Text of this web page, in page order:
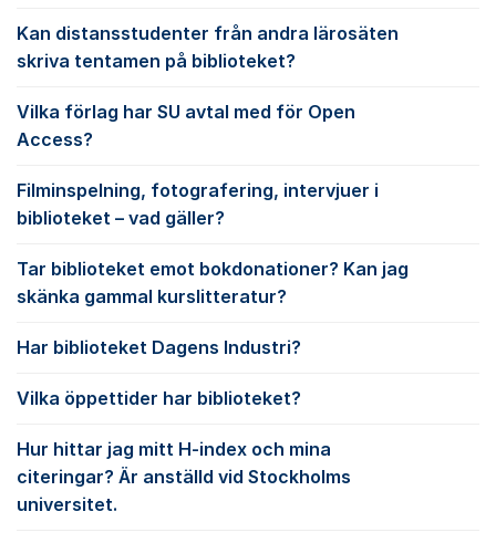
Kan distansstudenter från andra lärosäten
skriva tentamen på biblioteket?
Vilka förlag har SU avtal med för Open
Access?
Filminspelning, fotografering, intervjuer i
biblioteket – vad gäller?
Tar biblioteket emot bokdonationer? Kan jag
skänka gammal kurslitteratur?
Har biblioteket Dagens Industri?
Vilka öppettider har biblioteket?
Hur hittar jag mitt H-index och mina
citeringar? Är anställd vid Stockholms
universitet.